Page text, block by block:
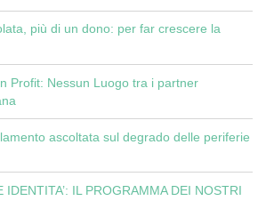
più di un dono: per far crescere la
Profit: Nessun Luogo tra i partner
ascoltata sul degrado delle periferie
IDENTITA’: IL PROGRAMMA DEI NOSTRI